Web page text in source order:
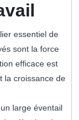
essentiel de
sont la force
efficace est
la croissance de
large éventail